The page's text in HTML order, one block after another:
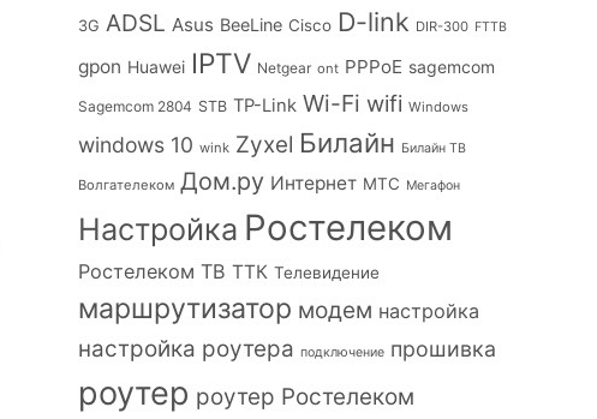
3G ADSL Asus BeeLine Cisco D-link DIR-300 FTTB
gpon Huawei IPTV Netgear ont PPPoE sagemcom
Sagemcom 2804 STB TP-Link Wi-Fi wifi Windows
windows 10 wink Zyxel Билайн Билайн ТВ
Волгателеком Дом.ру Интернет МТС Мегафон
Настройка Ростелеком
Ростелеком ТВ ТТК Телевидение
маршрутизатор модем настройка
настройка роутера подключение прошивка
роутер роутер Ростелеком